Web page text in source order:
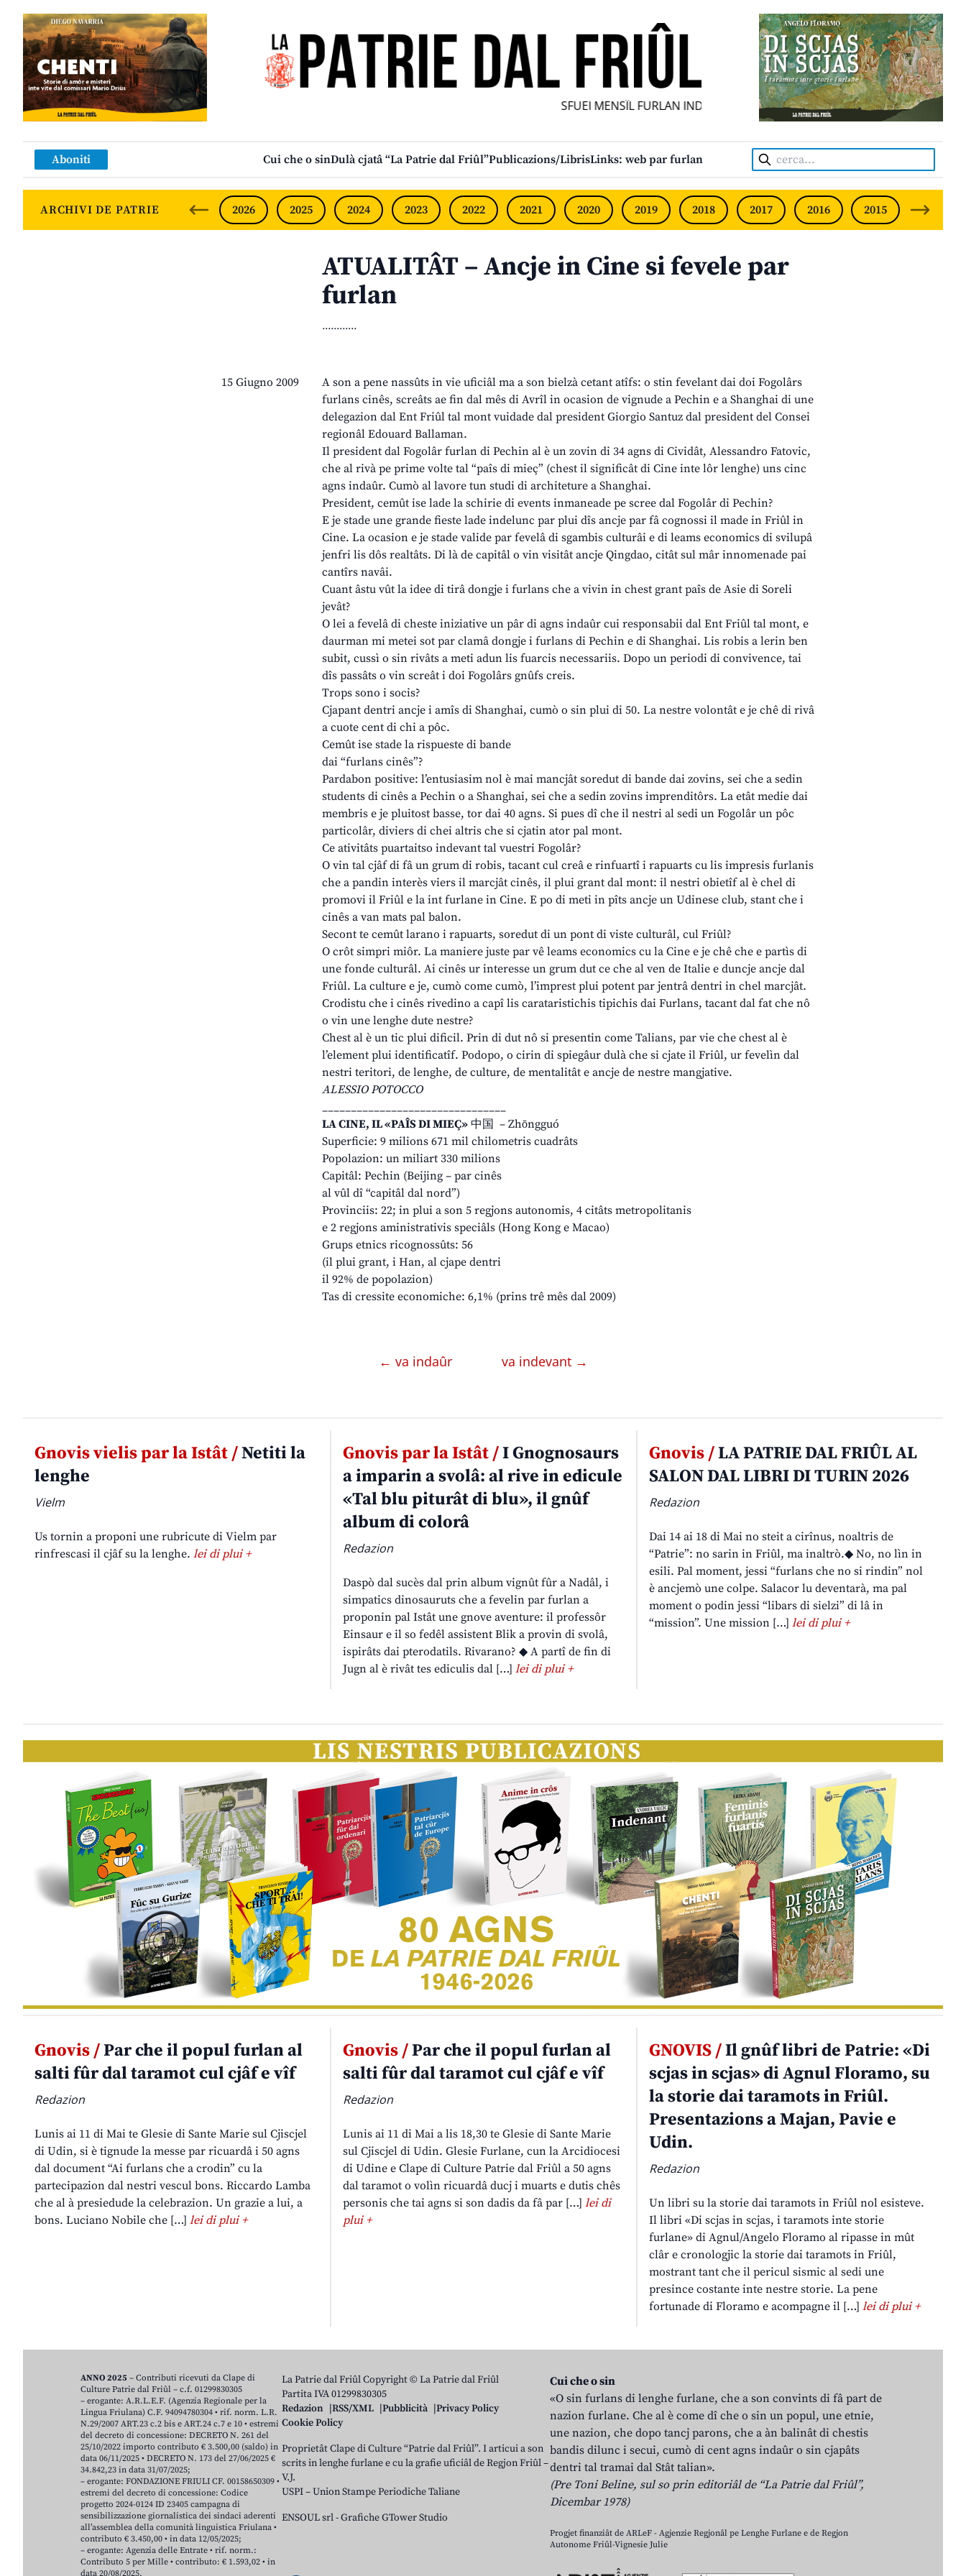
SFUEI MENSÎL FURLAN INDIPENDENT • INDEPENDENT FRIULIAN MONTHLY •
Aboniti Cui che o sinDulà cjatâ “La Patrie dal Friûl”Publicazions/LibrisLinks: web par furlan Cerca:
ARCHIVI DE PATRIE 2026 2025 2024 2023 2022 2021 2020 2019 2018 2017 2016 2015 2014
ATUALITÂT – Ancje in Cine si fevele par
furlan
............
15 Giugno 2009
A son a pene nassûts in vie uficiâl ma a son bielzà cetant atîfs: o stin fevelant dai doi Fogolârs
furlans cinês, screâts ae fin dal mês di Avrîl in ocasion de vignude a Pechin e a Shanghai di une
delegazion dal Ent Friûl tal mont vuidade dal president Giorgio Santuz dal president del Consei
regionâl Edouard Ballaman.
Il president dal Fogolâr furlan di Pechin al è un zovin di 34 agns di Cividât, Alessandro Fatovic,
che al rivà pe prime volte tal “paîs di mieç” (chest il significât di Cine inte lôr lenghe) uns cinc
agns indaûr. Cumò al lavore tun studi di architeture a Shanghai.
President, cemût ise lade la schirie di events inmaneade pe scree dal Fogolâr di Pechin?
E je stade une grande fieste lade indelunc par plui dîs ancje par fâ cognossi il made in Friûl in
Cine. La ocasion e je stade valide par fevelâ di sgambis culturâi e di leams economics di svilupâ
jenfri lis dôs realtâts. Di là de capitâl o vin visitât ancje Qingdao, citât sul mâr innomenade pai
cantîrs navâi.
Cuant âstu vût la idee di tirâ dongje i furlans che a vivin in chest grant paîs de Asie di Soreli
jevât?
O lei a fevelâ di cheste iniziative un pâr di agns indaûr cui responsabii dal Ent Friûl tal mont, e
daurman mi metei sot par clamâ dongje i furlans di Pechin e di Shanghai. Lis robis a lerin ben
subit, cussì o sin rivâts a meti adun lis fuarcis necessariis. Dopo un periodi di convivence, tai
dîs passâts o vin screât i doi Fogolârs gnûfs creis.
Trops sono i socis?
Cjapant dentri ancje i amîs di Shanghai, cumò o sin plui di 50. La nestre volontât e je chê di rivâ
a cuote cent di chi a pôc.
Cemût ise stade la rispueste di bande
dai “furlans cinês”?
Pardabon positive: l’entusiasim nol è mai mancjât soredut di bande dai zovins, sei che a sedin
students di cinês a Pechin o a Shanghai, sei che a sedin zovins imprenditôrs. La etât medie dai
membris e je pluitost basse, tor dai 40 agns. Si pues dî che il nestri al sedi un Fogolâr un pôc
particolâr, diviers di chei altris che si cjatin ator pal mont.
Ce ativitâts puartaitso indevant tal vuestri Fogolâr?
O vin tal cjâf di fâ un grum di robis, tacant cul creâ e rinfuartî i rapuarts cu lis impresis furlanis
che a pandin interès viers il marcjât cinês, il plui grant dal mont: il nestri obietîf al è chel di
promovi il Friûl e la int furlane in Cine. E po di meti in pîts ancje un Udinese club, stant che i
cinês a van mats pal balon.
Secont te cemût larano i rapuarts, soredut di un pont di viste culturâl, cul Friûl?
O crôt simpri miôr. La maniere juste par vê leams economics cu la Cine e je chê che e partìs di
une fonde culturâl. Ai cinês ur interesse un grum dut ce che al ven de Italie e duncje ancje dal
Friûl. La culture e je, cumò come cumò, l’imprest plui potent par jentrâ dentri in chel marcjât.
Crodistu che i cinês rivedino a capî lis carataristichis tipichis dai Furlans, tacant dal fat che nô
o vin une lenghe dute nestre?
Chest al è un tic plui dificil. Prin di dut nô si presentin come Talians, par vie che chest al è
l’element plui identificatîf. Podopo, o cirin di spiegâur dulà che si cjate il Friûl, ur fevelìn dal
nestri teritori, de lenghe, de culture, de mentalitât e ancje de nestre mangjative.
ALESSIO POTOCCO
________________________________
LA CINE, IL «PAÎS DI MIEÇ» 中国 – Zhōngguó
Superficie: 9 milions 671 mil chilometris cuadrâts
Popolazion: un miliart 330 milions
Capitâl: Pechin (Beijing – par cinês
al vûl dî “capitâl dal nord”)
Provinciis: 22; in plui a son 5 regjons autonomis, 4 citâts metropolitanis
e 2 regjons aministrativis speciâls (Hong Kong e Macao)
Grups etnics ricognossûts: 56
(il plui grant, i Han, al cjape dentri
il 92% de popolazion)
Tas di cressite economiche: 6,1% (prins trê mês dal 2009)
← va indaûr va indevant →
Gnovis vielis par la Istât /Netiti la
lenghe
Vielm
Us tornin a proponi une rubricute di Vielm par
rinfrescasi il cjâf su la lenghe. lei di plui +
Gnovis par la Istât /I Gnognosaurs
a imparin a svolâ: al rive in edicule
«Tal blu piturât di blu», il gnûf
album di colorâ
Redazion
Daspò dal sucès dal prin album vignût fûr a Nadâl, i
simpatics dinosauruts che a fevelin par furlan a
proponin pal Istât une gnove aventure: il professôr
Einsaur e il so fedêl assistent Blik a provin di svolâ,
ispirâts dai pterodatils. Rivarano? ◆ A partî de fin di
Jugn al è rivât tes ediculis dal […] lei di plui +
Gnovis /LA PATRIE DAL FRIÛL AL
SALON DAL LIBRI DI TURIN 2026
Redazion
Dai 14 ai 18 di Mai no steit a cirînus, noaltris de
“Patrie”: no sarin in Friûl, ma inaltrò.◆ No, no lìn in
esili. Pal moment, jessi “furlans che no si rindin” nol
è ancjemò une colpe. Salacor lu deventarà, ma pal
moment o podin jessi “libars di sielzi” di lâ in
“mission”. Une mission […]lei di plui +
Gnovis /Par che il popul furlan al
salti fûr dal taramot cul cjâf e vîf
Redazion
Lunis ai 11 di Mai te Glesie di Sante Marie sul Cjiscjel
di Udin, si è tignude la messe par ricuardâ i 50 agns
dal document “Ai furlans che a crodin” cu la
partecipazion dal nestri vescul bons. Riccardo Lamba
che al à presiedude la celebrazion. Un grazie a lui, a
bons. Luciano Nobile che […] lei di plui +
Gnovis /Par che il popul furlan al
salti fûr dal taramot cul cjâf e vîf
Redazion
Lunis ai 11 di Mai a lis 18,30 te Glesie di Sante Marie
sul Cjiscjel di Udin. Glesie Furlane, cun la Arcidiocesi
di Udine e Clape di Culture Patrie dal Friûl a 50 agns
dal taramot o volìn ricuardâ ducj i muarts e dutis chês
personis che tai agns si son dadis da fâ par […] lei di
plui +
GNOVIS /Il gnûf libri de Patrie: «Di
scjas in scjas» di Agnul Floramo, su
la storie dai taramots in Friûl.
Presentazions a Majan, Pavie e
Udin.
Redazion
Un libri su la storie dai taramots in Friûl nol esisteve.
Il libri «Di scjas in scjas, i taramots inte storie
furlane» di Agnul/Angelo Floramo al ripasse in mût
clâr e cronologjic la storie dai taramots in Friûl,
mostrant tant che il pericul sismic al sedi une
presince costante inte nestre storie. La pene
fortunade di Floramo e acompagne il […]lei di plui +
La Patrie dal Friûl Copyright © La Patrie dal Friûl
Partita IVA 01299830305
Redazion
RSS/XML Pubblicità
Privacy Policy
Cookie Policy
Proprietât Clape di Culture “Patrie dal Friûl”. I articui a son
scrits in lenghe furlane e cu la grafie uficiâl de Regjon Friûl –
V.J.
USPI – Union Stampe Periodiche Taliane
ENSOUL srl-Grafiche GTower Studio
Cui che o sin
«O sin furlans di lenghe furlane, che a son convints di fâ part de
nazion furlane. Che al è come dî che o sin un popul, une etnie,
une nazion, che dopo tancj parons, che a àn balinât di chestis
bandis dilunc i secui, cumò di cent agns indaûr o sin cjapâts
dentri tal tramai dal Stât talian».
(Pre Toni Beline, sul so prin editoriâl de “La Patrie dal Friûl”,
Dicembar 1978)
Progjet finanziât de ARLeF - Agjenzie Regjonâl pe Lenghe Furlane e de Regjon
Autonome Friûl-Vignesie Julie
ANNO 2025 – Contributi ricevuti da Clape di
Culture Patrie dal Friûl – c.f. 01299830305
– erogante: A.R.L.E.F. (Agenzia Regionale per la
Lingua Friulana) C.F. 94094780304 • rif. norm. L.R.
N.29/2007 ART.23 c.2 bis e ART.24 c.7 e 10 • estremi
del decreto di concessione: DECRETO N. 261 del
25/10/2022 importo contributo € 3.500,00 (saldo) in
data 06/11/2025 • DECRETO N. 173 del 27/06/2025 €
34.842,23 in data 31/07/2025;
– erogante: FONDAZIONE FRIULI CF. 00158650309 •
estremi del decreto di concessione: Codice
progetto 2024-0124 ID 23405 campagna di
sensibilizzazione giornalistica dei sindaci aderenti
all’assemblea della comunità linguistica Friulana •
contributo € 3.450,00 • in data 12/05/2025;
– erogante: Agenzia delle Entrate • rif. norm.:
Contributo 5 per Mille • contributo: € 1.593,02 • in
data 20/08/2025.